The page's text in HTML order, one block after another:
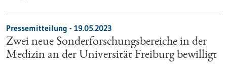
Pressemitteilung - 19.05.2023
Zwei neue Sonderforschungsbereiche in der
Medizin an der Universität Freiburg bewilligt